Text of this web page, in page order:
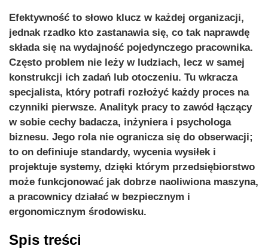
Efektywność to słowo klucz w każdej organizacji,
jednak rzadko kto zastanawia się, co tak naprawdę
składa się na wydajność pojedynczego pracownika.
Często problem nie leży w ludziach, lecz w samej
konstrukcji ich zadań lub otoczeniu. Tu wkracza
specjalista, który potrafi rozłożyć każdy proces na
czynniki pierwsze. Analityk pracy to zawód łączący
w sobie cechy badacza, inżyniera i psychologa
biznesu. Jego rola nie ogranicza się do obserwacji;
to on definiuje standardy, wycenia wysiłek i
projektuje systemy, dzięki którym przedsiębiorstwo
może funkcjonować jak dobrze naoliwiona maszyna,
a pracownicy działać w bezpiecznym i
ergonomicznym środowisku.
Spis treści